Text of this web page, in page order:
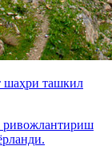
шаҳри ташкил
ривожлантириш